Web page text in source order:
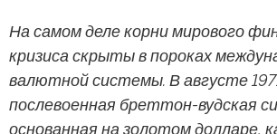
На самом деле корни мирового
кризиса скрыты в пороках
валютной системы. В августе
послевоенная бреттон-вудская
основанная на золотом долларе,